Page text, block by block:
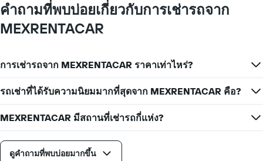
คำถามที่พบบ่อยเกี่ยวกับการเช่ารถจาก
MEXRENTACAR
การเช่ารถจาก MEXRENTACAR ราคาเท่าไหร่?
รถเช่าที่ได้รับความนิยมมากที่สุดจาก MEXRENTACAR คือ?
MEXRENTACAR มีสถานที่เช่ารถกี่แห่ง?
ดูคำถามที่พบบ่อยมากขึ้น